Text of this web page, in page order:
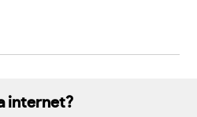
internet?